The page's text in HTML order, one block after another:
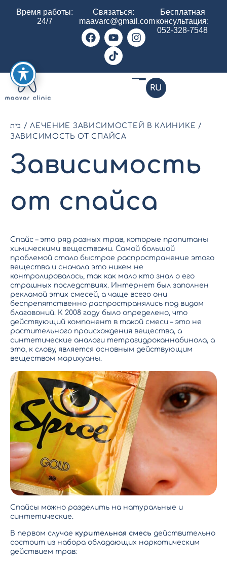
Время работы:
24/7
Связаться:
maavarc@gmail.com
Бесплатная
консультация:
052-328-7548
RU
בית /ЛЕЧЕНИЕ ЗАВИСИМОСТЕЙ В КЛИНИКЕ /
ЗАВИСИМОСТЬ ОТ СПАЙСА
Зависимость
от спайса
Спайс – это ряд разных трав, которые пропитаны
химическими веществами. Самой большой
проблемой стало быстрое распространение этого
вещества и сначала это никем не
контролировалось, так как мало кто знал о его
страшных последствиях. Интернет был заполнен
рекламой этих смесей, а чаще всего они
беспрепятственно распространялись под видом
благовоний. К 2008 году было определено, что
действующий компонент в такой смеси – это не
растительного происхождения вещества, а
синтетические аналоги тетрагидроканнабинола, а
это, к слову, является основным действующим
веществом марихуаны.
Спайсы можно разделить на натуральные и
синтетические.
В первом случае курительная смесь действительно
состоит из набора обладающих наркотическим
действием трав: